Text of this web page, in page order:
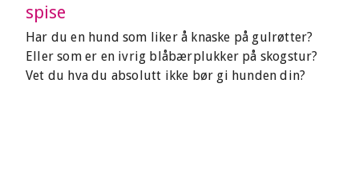
spise
Har du en hund som liker å knaske på gulrøtter?
Eller som er en ivrig blåbærplukker på skogstur?
Vet du hva du absolutt ikke bør gi hunden din?